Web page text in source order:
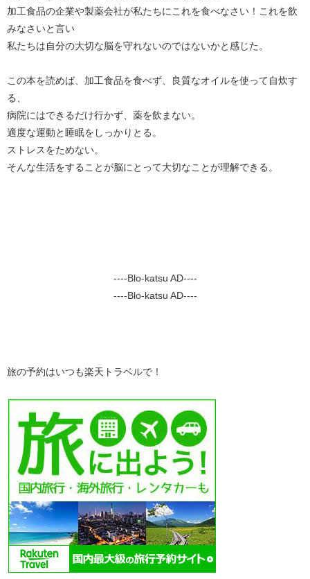
加工食品の企業や製薬会社が私たちにこれを食べなさい！これを飲
みなさいと言い
私たちは自分の大切な脳を守れないのではないかと感じた。
この本を読めば、加工食品を食べず、良質なオイルを使って自炊す
る、
病院にはできるだけ行かず、薬を飲まない。
適度な運動と睡眠をしっかりとる。
ストレスをためない。
そんな生活をすることが脳にとって大切なことが理解できる。
----Blo-katsu AD----
----Blo-katsu AD----
旅の予約はいつも楽天トラベルで！